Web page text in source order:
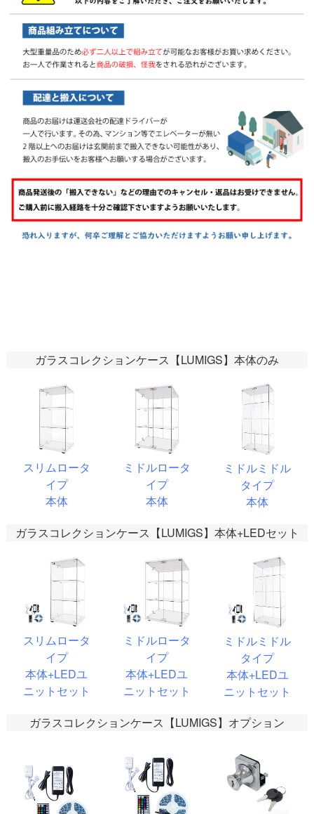
ガラスコレクションケース【LUMIGS】本体のみ
スリムロータ
イプ
本体
ミドルロータ
イプ
本体
ミドルミドル
タイプ
本体
ガラスコレクションケース【LUMIGS】本体+LEDセット
スリムロータ
イプ
本体+LEDユ
ニットセット
ミドルロータ
イプ
本体+LEDユ
ニットセット
ミドルミドル
タイプ
本体+LEDユ
ニットセット
ガラスコレクションケース【LUMIGS】オプション